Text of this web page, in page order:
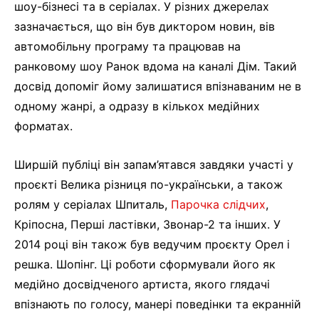
шоу-бізнесі та в серіалах. У різних джерелах
зазначається, що він був диктором новин, вів
автомобільну програму та працював на
ранковому шоу Ранок вдома на каналі Дім. Такий
досвід допоміг йому залишатися впізнаваним не в
одному жанрі, а одразу в кількох медійних
форматах.
Ширшій публіці він запам’ятався завдяки участі у
проєкті Велика різниця по-українськи, а також
ролям у серіалах Шпиталь, Парочка слідчих,
Кріпосна, Перші ластівки, Звонар-2 та інших. У
2014 році він також був ведучим проєкту Орел і
решка. Шопінг. Ці роботи сформували його як
медійно досвідченого артиста, якого глядачі
впізнають по голосу, манері поведінки та екранній